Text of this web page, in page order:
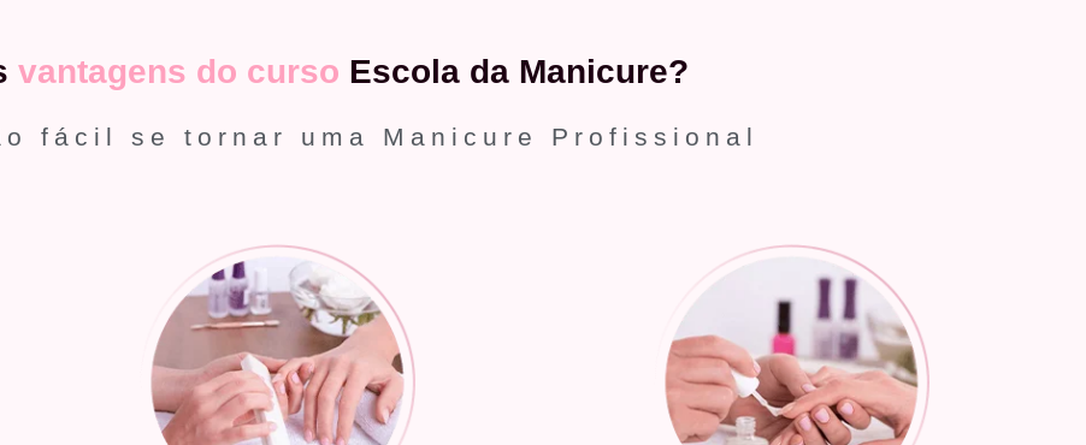
vantagens do curso Escola da Manicure?
fácil se tornar uma Manicure Profissional